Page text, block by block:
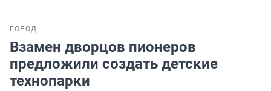
ГОРОД
Взамен дворцов пионеров
предложили создать детские
технопарки